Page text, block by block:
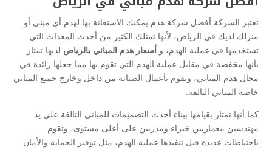
تعتبر الشركة أفضل شركة هدم يمكنك الاستعانة بها لهدم أي مبنى أو
منزلك لديك في الرياض، لأنها تمتلك الكثير من أحدث المعدات التي
تستخدمها في عملية الهدم، و
أسعار هدم المباني بالرياض لديها تمتاز
بأنها مخفضة في مقابل عملية الهدم التي تقوم بها مما جعلها رائدة في
مجال هدم المباني، وتقوم بأعمال الصيانة من داخل وخارج جميع المباني
خاصة المباني التالفة.
كما أنها تمتاز بقيامها ببناء أحدث التصميمات للمباني التالفة على يد
مهندسين معماريين خبراء ومدربين على أعلى مستوى، وتقوم
باحتياطات عديدة قبل تنفيذها عملية الهدم، مثل توفير الحماية والأمان